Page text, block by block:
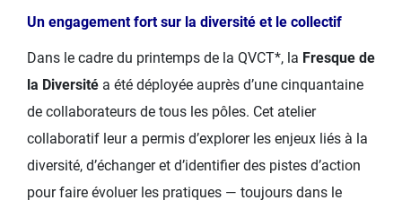
Un engagement fortsur la diversité et le collectif
Dans le cadre du printemps de la QVCT*, la Fresque de
la Diversité a été déployée auprès d’une cinquantaine
de collaborateurs de tous les pôles. Cet atelier
collaboratif leur a permis d’explorer les enjeux liés à la
diversité, d’échanger et d’identifier des pistes d’action
pour faire évoluer les pratiques — toujours dans le